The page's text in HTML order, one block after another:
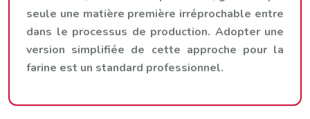
seule une matière première irréprochable entre
dans le processus de production. Adopter une
version simplifiée de cette approche pour la
farine est un standard professionnel.